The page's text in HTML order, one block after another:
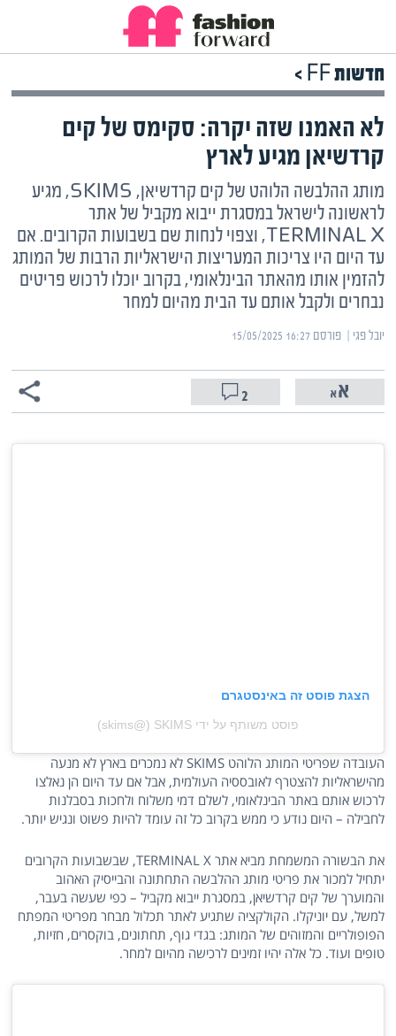
חדשות FF >
לא האמנו שזה יקרה: סקימס של קים
קרדשיאן מגיע לארץ
מותג ההלבשה הלוהט של קים קרדשיאן, SKIMS, מגיע
לראשונה לישראל במסגרת ייבוא מקביל של אתר
TERMINAL X, וצפוי לנחות שם בשבועות הקרובים. אם
עד היום היו צריכות המעריצות הישראליות הרבות של המותג
להזמין אותו מהאתר הבינלאומי, בקרוב יוכלו לרכוש פריטים
נבחרים ולקבל אותם עד הבית מהיום למחר
יובל פגי | ‏פורסם ‎15/05/2025 16:27
2
הצגת פוסט זה באינסטגרם
פוסט משותף על ידי ‏‎SKIMS‎‏ (@‏‎skims‎‏)
העובדה שפריטי המותג הלוהט SKIMS לא נמכרים בארץ לא מנעה
מהישראליות להצטרף לאובססיה העולמית, אבל אם עד היום הן נאלצו
לרכוש אותם באתר הבינלאומי, לשלם דמי משלוח ולחכות בסבלנות
לחבילה – היום נודע כי ממש בקרוב כל זה עומד להיות פשוט ונגיש יותר.
את הבשורה המשמחת מביא אתר TERMINAL X, שבשבועות הקרובים
יתחיל למכור את פריטי מותג ההלבשה התחתונה והבייסיק האהוב
והמוערך של קים קרדשיאן, במסגרת ייבוא מקביל – כפי שעשה בעבר,
למשל, עם יוניקלו. הקולקציה שתגיע לאתר תכלול מבחר מפריטי המפתח
הפופולריים והמזוהים של המותג: בגדי גוף, תחתונים, בוקסרים, חזיות,
טופים ועוד. כל אלה יהיו זמינים לרכישה מהיום למחר.